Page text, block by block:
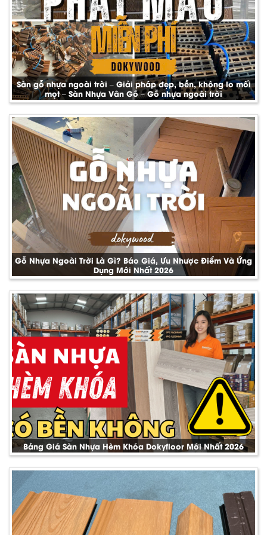
Sàn gỗ nhựa ngoài trời – Giải pháp đẹp, bền, không lo mối
mọt – Sàn Nhựa Vân Gỗ – Gỗ nhựa ngoài trời
Gỗ Nhựa Ngoài Trời Là Gì? Báo Giá, Ưu Nhược Điểm Và Ứng
Dụng Mới Nhất 2026
Bảng Giá Sàn Nhựa Hèm Khóa Dokyfloor Mới Nhất 2026